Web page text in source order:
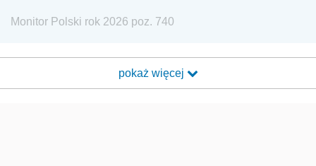
Monitor Polski rok 2026 poz. 740
pokaż więcej